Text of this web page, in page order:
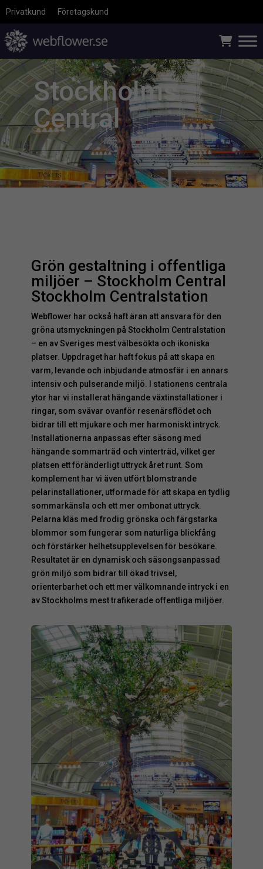
Privatkund Företagskund
Stockholms
Central
Grön gestaltning i offentliga
miljöer – Stockholm Central
Stockholm Centralstation
Webflower har också haft äran att ansvara för den
gröna utsmyckningen på Stockholm Centralstation
– en av Sveriges mest välbesökta och ikoniska
platser. Uppdraget har haft fokus på att skapa en
varm, levande och inbjudande atmosfär i en annars
intensiv och pulserande miljö. I stationens centrala
ytor har vi installerat hängande växtinstallationer i
ringar, som svävar ovanför resenärsflödet och
bidrar till ett mjukare och mer harmoniskt intryck.
Installationerna anpassas efter säsong med
hängande sommarträd och vinterträd, vilket ger
platsen ett föränderligt uttryck året runt. Som
komplement har vi även utfört blomstrande
pelarinstallationer, utformade för att skapa en tydlig
sommarkänsla och ett mer ombonat uttryck.
Pelarna kläs med frodig grönska och färgstarka
blommor som fungerar som naturliga blickfång
och förstärker helhetsupplevelsen för besökare.
Resultatet är en dynamisk och säsongsanpassad
grön miljö som bidrar till ökad trivsel,
orienterbarhet och ett mer välkomnande intryck i en
av Stockholms mest trafikerade offentliga miljöer.